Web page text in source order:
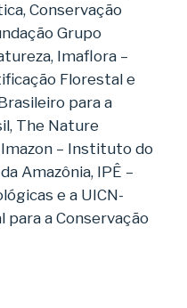
Conservação
Grupo
Imaflora –
Florestal e
para a
The Nature
Imazon – Instituto do
Amazônia, IPÊ –
e a UICN-
para a Conservação